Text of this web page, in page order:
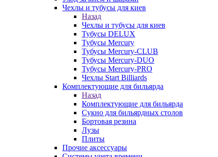
Чехлы и тубусы для киев
Назад
Чехлы и тубусы для киев
Тубусы DELUX
Тубусы Mercury
Тубусы Mercury-CLUB
Тубусы Mercury-DUO
Тубусы Mercury-PRO
Чехлы Start Billiards
Комплектующие для бильярда
Назад
Комплектующие для бильярда
Сукно для бильярдных столов
Бортовая резина
Лузы
Плиты
Прочие аксессуары